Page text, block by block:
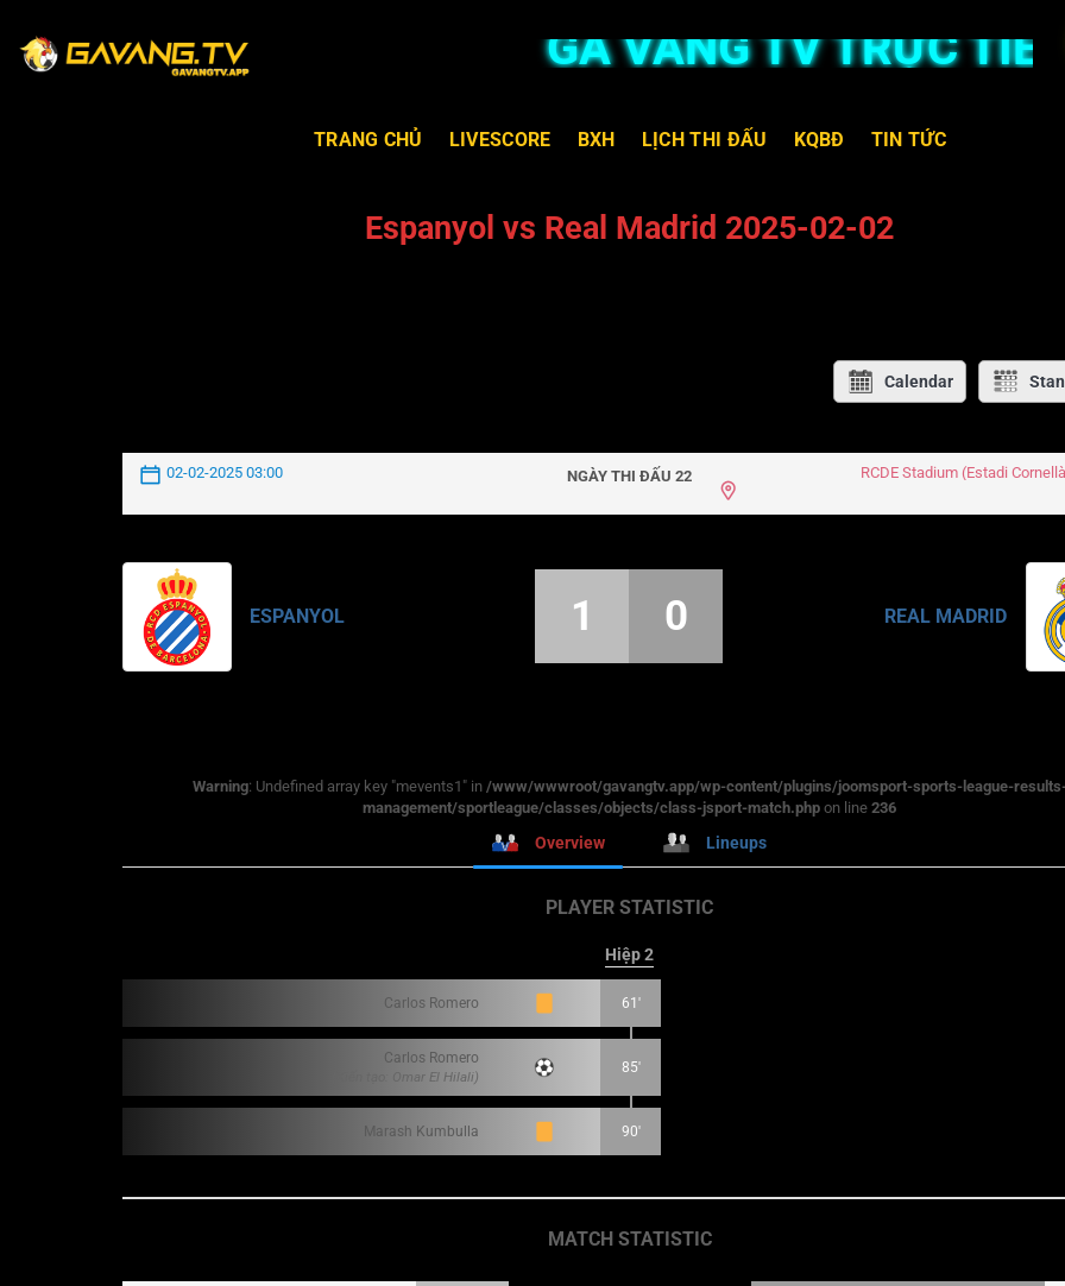
GÀ VÀNG TV TRỰC TIẾP
TRANG CHỦ LIVESCORE BXH LỊCH THI ĐẤU KQBĐ TIN TỨC
Espanyol vs Real Madrid 2025-02-02
Calendar
02-02-2025 03:00 NGÀY THI ĐẤU 22 RCDE Stadium (Estadi
ESPANYOL REAL MADRID
1 0
Warning: Undefined array key "mevents1" in /www/wwwroot/gavangtv.app/wp-content/plugins/joomsport-sports-league-
management/sportleague/classes/objects/class-jsport-match.php on line236
Overview Lineups
PLAYER STATISTIC
Hiệp 2
Carlos Romero 61'
Carlos Romero
(Kiến tạo: Omar El Hilali)
85'
Marash Kumbulla 90'
MATCH STATISTIC